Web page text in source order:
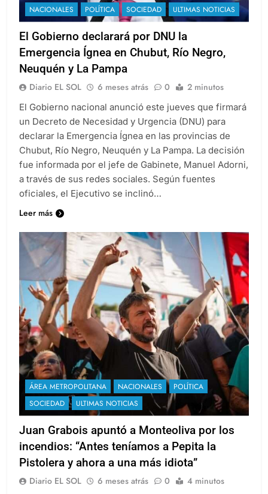
NACIONALES POLÍTICA SOCIEDAD ULTIMAS NOTICIAS
El Gobierno declarará por DNU la
Emergencia Ígnea en Chubut, Río Negro,
Neuquén y La Pampa
Diario EL SOL 6 meses atrás 0 2 minutos
El Gobierno nacional anunció este jueves que firmará
un Decreto de Necesidad y Urgencia (DNU) para
declarar la Emergencia Ígnea en las provincias de
Chubut, Río Negro, Neuquén y La Pampa. La decisión
fue informada por el jefe de Gabinete, Manuel Adorni,
a través de sus redes sociales. Según fuentes
oficiales, el Ejecutivo se inclinó…
Leer más
ÁREA METROPOLITANA NACIONALES
POLÍTICA
SOCIEDAD
ULTIMAS NOTICIAS
Juan Grabois apuntó a Monteoliva por los
incendios: “Antes teníamos a Pepita la
Pistolera y ahora a una más idiota”
Diario EL SOL 6 meses atrás 0 4 minutos